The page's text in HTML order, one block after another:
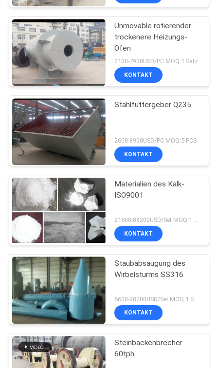
Unmovable rotierender
trockenere Heizungs-
Ofen
2100-7900USD/PC MOQ:1 Satz
KONTAKT
Stahlfuttergeber Q235
2600-8900USD/PC MOQ:5 PCS
KONTAKT
Materialien des Kalk-
ISO9001
KONTAKT
Staubabsaugung des
Wirbelsturms SS316
KONTAKT
Steinbackenbrecher
60tph